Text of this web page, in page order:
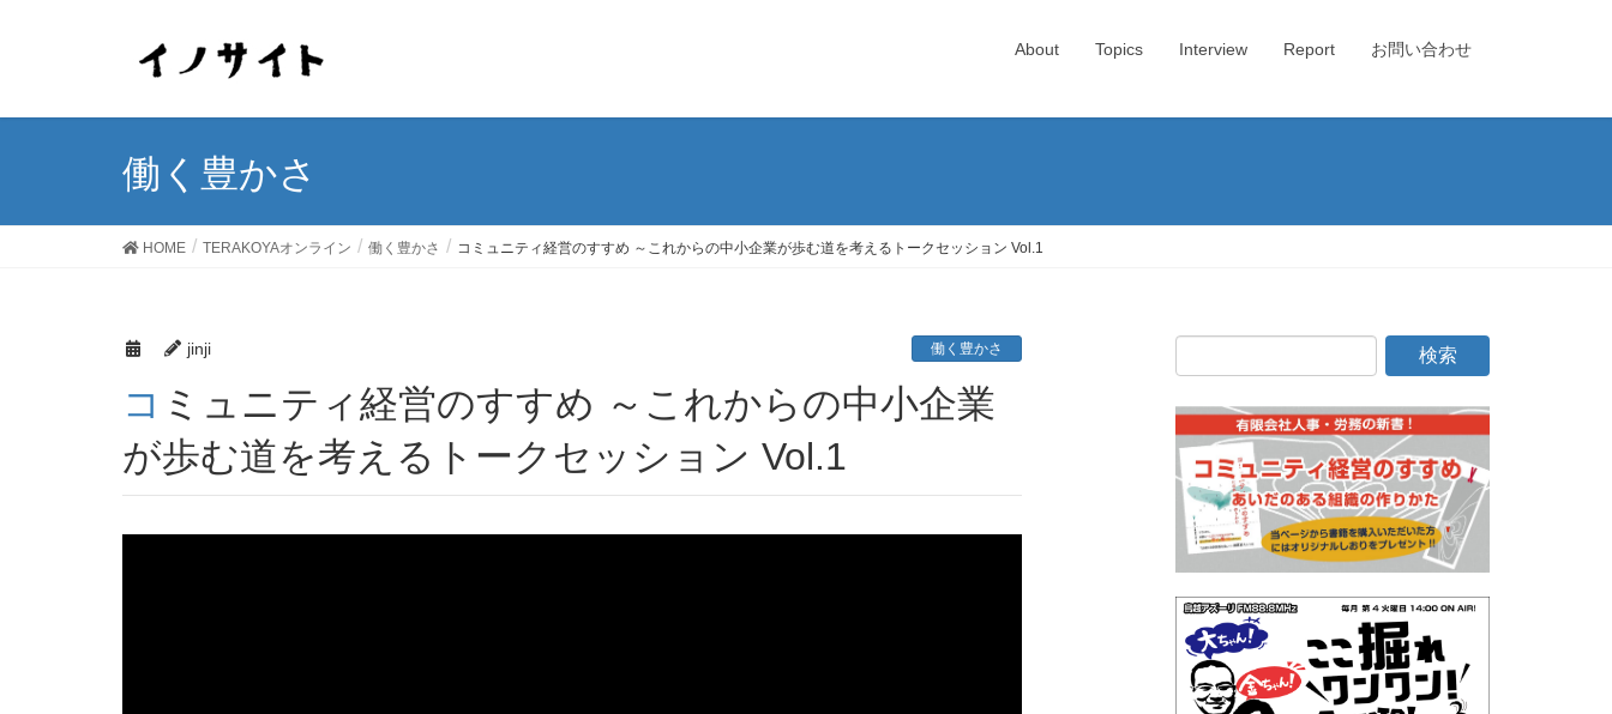
About Topics Interview Report お問い合わせ
働く豊かさ
HOME TERAKOYAオンライン 働く豊かさ コミュニティ経営のすすめ ～これからの中小企業が歩む道を考えるトークセッション Vol.1
jinji 働く豊かさ
コミュニティ経営のすすめ ～これからの中小企業
が歩む道を考えるトークセッション Vol.1